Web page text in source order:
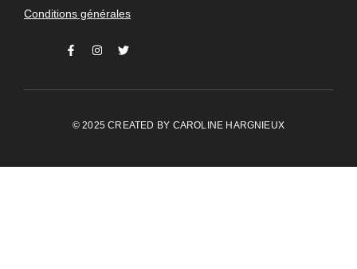
Conditions générales
© 2025 CREATED BY CAROLINE HARGNIEUX